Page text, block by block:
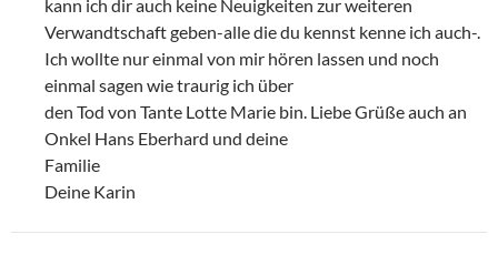
kann ich dir auch keine Neuigkeiten zur weiteren
Verwandtschaft geben-alle die du kennst kenne ich auch-.
Ich wollte nur einmal von mir hören lassen und noch
einmal sagen wie traurig ich über
den Tod von Tante Lotte Marie bin. Liebe Grüße auch an
Onkel Hans Eberhard und deine
Familie
Deine Karin